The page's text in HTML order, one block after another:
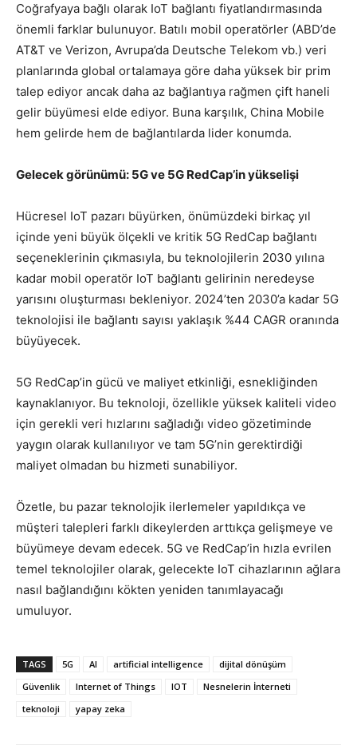
Coğrafyaya bağlı olarak IoT bağlantı fiyatlandırmasında
önemli farklar bulunuyor. Batılı mobil operatörler (ABD’de
AT&T ve Verizon, Avrupa’da Deutsche Telekom vb.) veri
planlarında global ortalamaya göre daha yüksek bir prim
talep ediyor ancak daha az bağlantıya rağmen çift haneli
gelir büyümesi elde ediyor. Buna karşılık, China Mobile
hem gelirde hem de bağlantılarda lider konumda.
Gelecek görünümü: 5G ve 5G RedCap’in yükselişi
Hücresel IoT pazarı büyürken, önümüzdeki birkaç yıl
içinde yeni büyük ölçekli ve kritik 5G RedCap bağlantı
seçeneklerinin çıkmasıyla, bu teknolojilerin 2030 yılına
kadar mobil operatör IoT bağlantı gelirinin neredeyse
yarısını oluşturması bekleniyor. 2024’ten 2030’a kadar 5G
teknolojisi ile bağlantı sayısı yaklaşık %44 CAGR oranında
büyüyecek.
5G RedCap’in gücü ve maliyet etkinliği, esnekliğinden
kaynaklanıyor. Bu teknoloji, özellikle yüksek kaliteli video
için gerekli veri hızlarını sağladığı video gözetiminde
yaygın olarak kullanılıyor ve tam 5G’nin gerektirdiği
maliyet olmadan bu hizmeti sunabiliyor.
Özetle, bu pazar teknolojik ilerlemeler yapıldıkça ve
müşteri talepleri farklı dikeylerden arttıkça gelişmeye ve
büyümeye devam edecek. 5G ve RedCap’in hızla evrilen
temel teknolojiler olarak, gelecekte IoT cihazlarının ağlara
nasıl bağlandığını kökten yeniden tanımlayacağı
umuluyor.
TAGS 5G AI artificial intelligence
dijital dönüşüm
Güvenlik
Internet of Things IOT
Nesnelerin İnterneti
teknoloji
yapay zeka